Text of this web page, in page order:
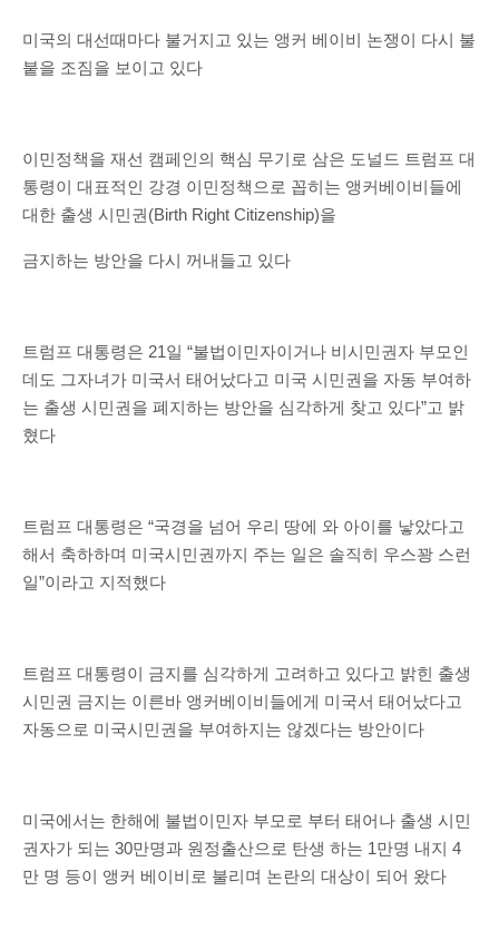
미국의 대선때마다 불거지고 있는 앵커 베이비 논쟁이 다시 불
붙을 조짐을 보이고 있다
이민정책을 재선 캠페인의 핵심 무기로 삼은 도널드 트럼프 대
통령이 대표적인 강경 이민정책으로 꼽히는 앵커베이비들에
대한 출생 시민권(Birth Right Citizenship)을
금지하는 방안을 다시 꺼내들고 있다
트럼프 대통령은 21일 “불법이민자이거나 비시민권자 부모인
데도 그자녀가 미국서 태어났다고 미국 시민권을 자동 부여하
는 출생 시민권을 폐지하는 방안을 심각하게 찾고 있다”고 밝
혔다
트럼프 대통령은 “국경을 넘어 우리 땅에 와 아이를 낳았다고
해서 축하하며 미국시민권까지 주는 일은 솔직히 우스꽝 스런
일”이라고 지적했다
트럼프 대통령이 금지를 심각하게 고려하고 있다고 밝힌 출생
시민권 금지는 이른바 앵커베이비들에게 미국서 태어났다고
자동으로 미국시민권을 부여하지는 않겠다는 방안이다
미국에서는 한해에 불법이민자 부모로 부터 태어나 출생 시민
권자가 되는 30만명과 원정출산으로 탄생 하는 1만명 내지 4
만 명 등이 앵커 베이비로 불리며 논란의 대상이 되어 왔다